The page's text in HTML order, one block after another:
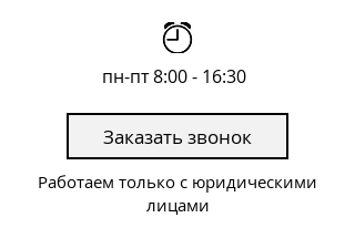
Заказать звонок
пн-пт 8:00 - 16:30
Работаем только с юридическими
лицами